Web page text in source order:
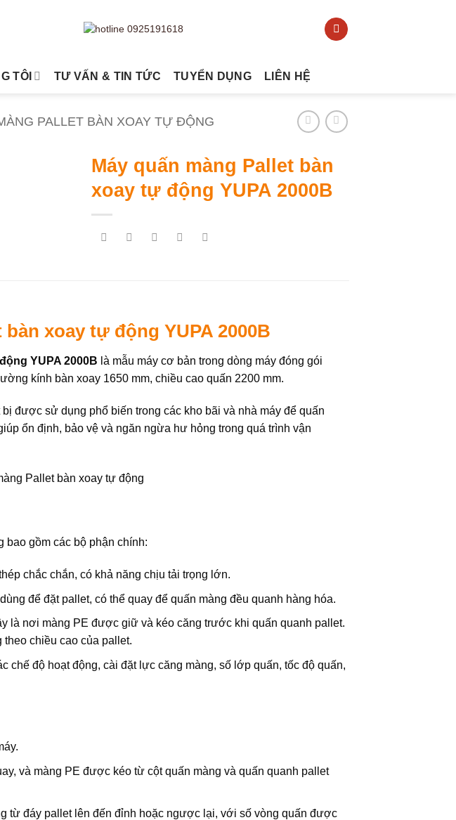
TÔI TƯ VẤN & TIN TỨC TUYỂN DỤNG LIÊN HỆ
PALLET BÀN XOAY TỰ ĐỘNG
Máy quấn màng Pallet bàn
xoay tự động YUPA 2000B
xoay tự động YUPA 2000B
YUPA 2000B là mẫu máy cơ bản trong dòng máy đóng gói
kính bàn xoay 1650 mm, chiều cao quấn 2200 mm.
được sử dụng phổ biến trong các kho bãi và nhà máy để quấn
ổn định, bảo vệ và ngăn ngừa hư hỏng trong quá trình vận
bao gồm các bộ phận chính:
chắc chắn, có khả năng chịu tải trọng lớn.
để đặt pallet, có thể quay để quấn màng đều quanh hàng hóa.
là nơi màng PE được giữ và kéo căng trước khi quấn quanh pallet.
chiều cao của pallet.
chế độ hoạt động, cài đặt lực căng màng, số lớp quấn, tốc độ quấn,
và màng PE được kéo từ cột quấn màng và quấn quanh pallet
từ đáy pallet lên đến đỉnh hoặc ngược lại, với số vòng quấn được